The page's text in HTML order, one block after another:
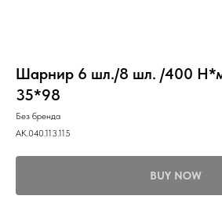
Шарнир 6 шл./8 шл. /400
35*98
Без бренда
АК.040.113.115
BUY NOW